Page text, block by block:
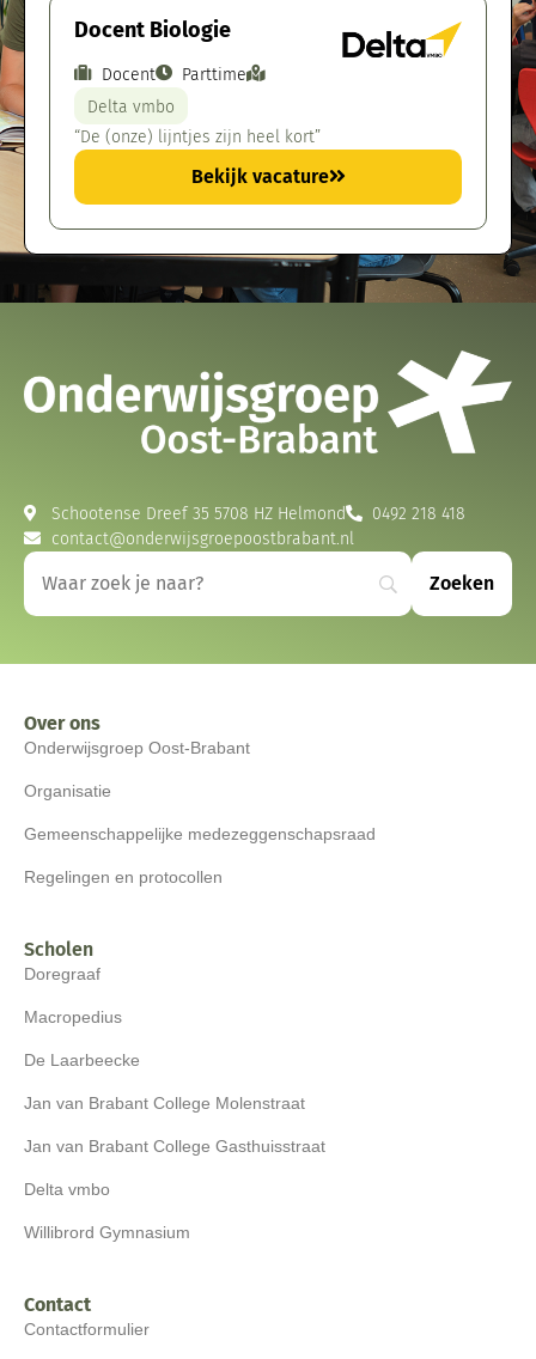
Docent Biologie
Docent
Parttime
Delta vmbo
“De (onze) lijntjes zijn heel kort”
Bekijk vacature
Schootense Dreef 35 5708 HZ Helmond
0492 218 418
contact@onderwijsgroepoostbrabant.nl
Over ons
Onderwijsgroep Oost-Brabant
Organisatie
Gemeenschappelijke medezeggenschapsraad
Regelingen en protocollen
Scholen
Doregraaf
Macropedius
De Laarbeecke
Jan van Brabant College Molenstraat
Jan van Brabant College Gasthuisstraat
Delta vmbo
Willibrord Gymnasium
Contact
Contactformulier